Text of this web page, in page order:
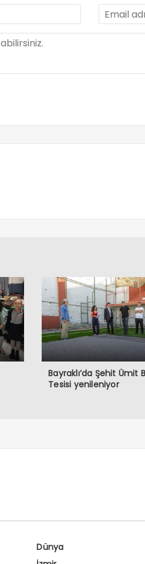
Bayraklı’da Şehit Ümit
Tesisi yenileniyor
Dünya